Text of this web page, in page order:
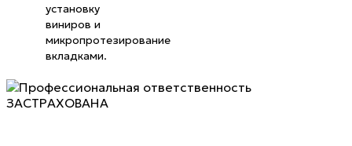
установку
виниров и
микропротезирование
вкладками.